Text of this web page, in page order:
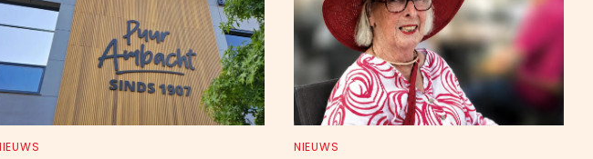
NIEUWS